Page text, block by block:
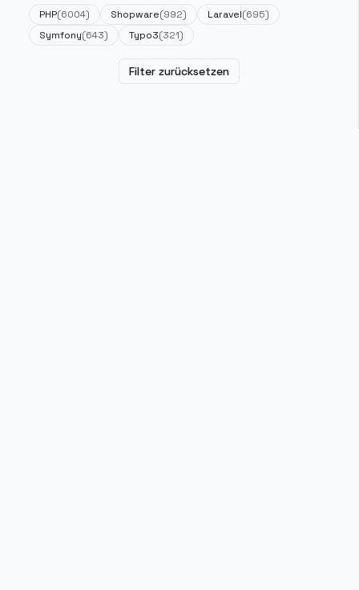
PHP(6004) Shopware(992) Laravel(695)
Symfony(643) Typo3(321)
Filter zurücksetzen